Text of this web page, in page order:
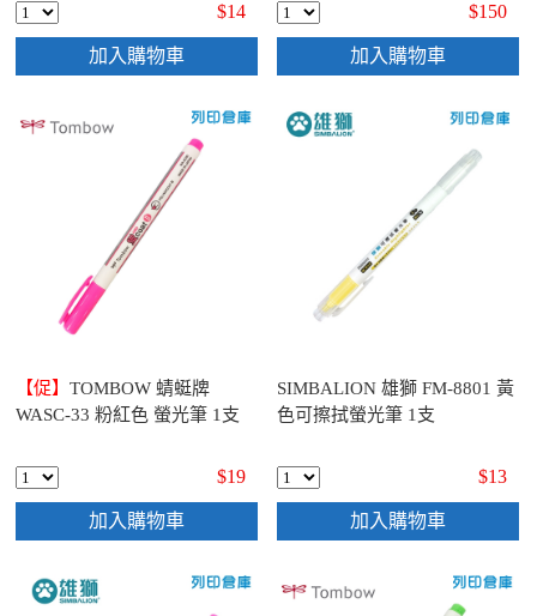
$14
加入購物車
$150
加入購物車
【促】TOMBOW 蜻蜓牌
WASC-33 粉紅色 螢光筆 1支
$19
加入購物車
SIMBALION 雄獅 FM-8801 黃
色可擦拭螢光筆 1支
$13
加入購物車